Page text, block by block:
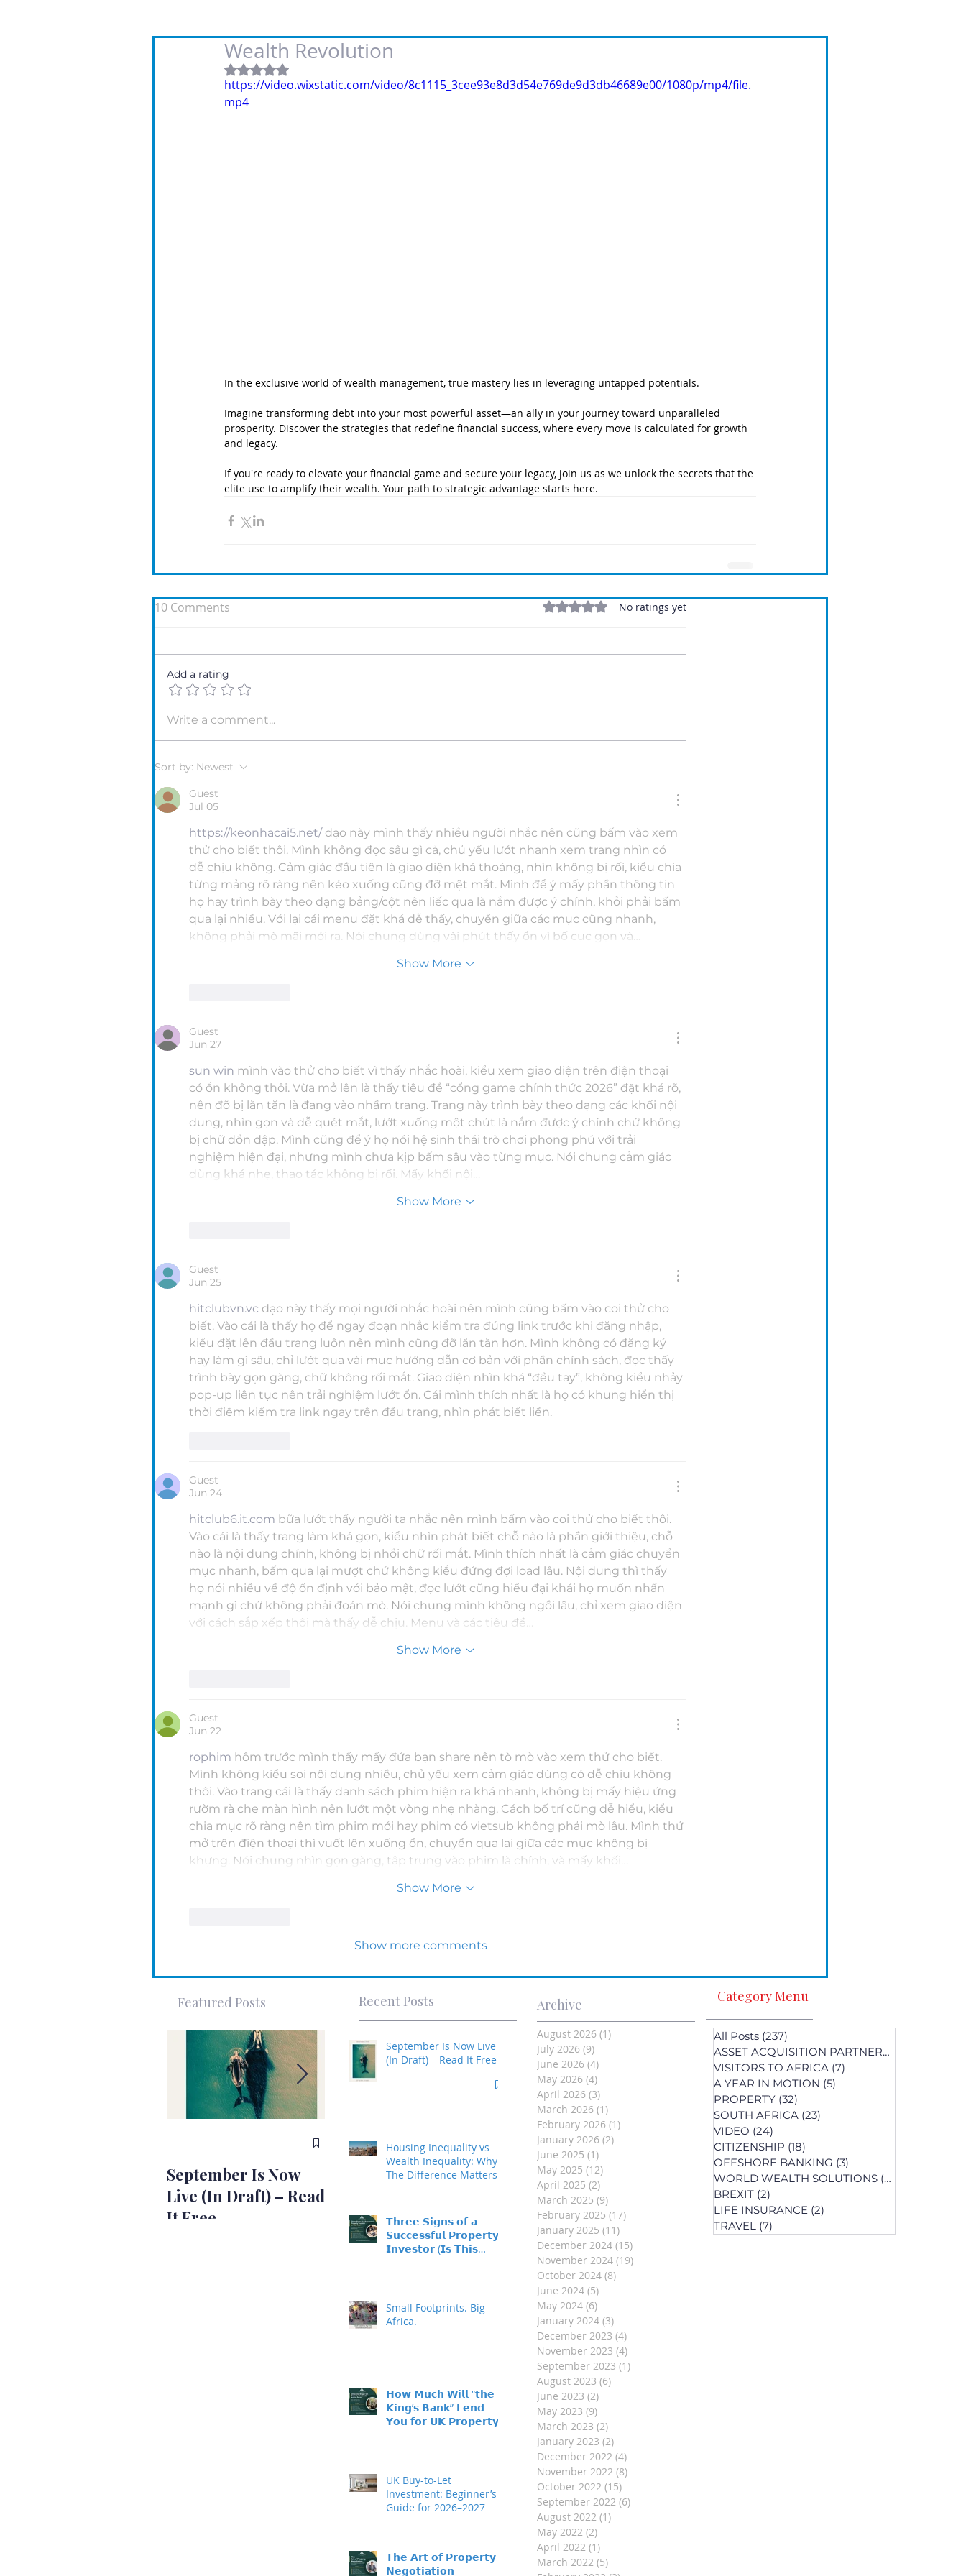
Wealth Revolution
Rated NaN out of 5 stars.
https://video.wixstatic.com/video/8c1115_3cee93e8d3d54e769de9d3db46689e00/1080p/mp4/file.
mp4
In the exclusive world of wealth management, true mastery lies in leveraging untapped potentials.
Imagine transforming debt into your most powerful asset—an ally in your journey toward unparalleled
prosperity. Discover the strategies that redefine financial success, where every move is calculated for growth
and legacy.
If you're ready to elevate your financial game and secure your legacy, join us as we unlock the secrets that the
elite use to amplify their wealth. Your path to strategic advantage starts here.
10 Comments Rated 0 out of 5 stars.No ratings yet
Add a rating
Write a comment...
Sort by: Newest
Guest
Jul 05
https://keonhacai5.net/ dạo này mình thấy nhiều người nhắc nên cũng bấm vào xem
thử cho biết thôi. Mình không đọc sâu gì cả, chủ yếu lướt nhanh xem trang nhìn có
dễ chịu không. Cảm giác đầu tiên là giao diện khá thoáng, nhìn không bị rối, kiểu chia
từng mảng rõ ràng nên kéo xuống cũng đỡ mệt mắt. Mình để ý mấy phần thông tin
họ hay trình bày theo dạng bảng/cột nên liếc qua là nắm được ý chính, khỏi phải bấm
qua lại nhiều. Với lại cái menu đặt khá dễ thấy, chuyển giữa các mục cũng nhanh,
không phải mò mãi mới ra. Nói chung dùng vài phút thấy ổn vì bố cục gọn và…
Show More
Guest
Jun 27
sun win mình vào thử cho biết vì thấy nhắc hoài, kiểu xem giao diện trên điện thoại
có ổn không thôi. Vừa mở lên là thấy tiêu đề “cổng game chính thức 2026” đặt khá rõ,
nên đỡ bị lăn tăn là đang vào nhầm trang. Trang này trình bày theo dạng các khối nội
dung, nhìn gọn và dễ quét mắt, lướt xuống một chút là nắm được ý chính chứ không
bị chữ dồn dập. Mình cũng để ý họ nói hệ sinh thái trò chơi phong phú với trải
nghiệm hiện đại, nhưng mình chưa kịp bấm sâu vào từng mục. Nói chung cảm giác
dùng khá nhẹ, thao tác không bị rối. Mấy khối nội…
Show More
Guest
Jun 25
hitclubvn.vc dạo này thấy mọi người nhắc hoài nên mình cũng bấm vào coi thử cho
biết. Vào cái là thấy họ để ngay đoạn nhắc kiểm tra đúng link trước khi đăng nhập,
kiểu đặt lên đầu trang luôn nên mình cũng đỡ lăn tăn hơn. Mình không có đăng ký
hay làm gì sâu, chỉ lướt qua vài mục hướng dẫn cơ bản với phần chính sách, đọc thấy
trình bày gọn gàng, chữ không rối mắt. Giao diện nhìn khá “đều tay”, không kiểu nhảy
pop-up liên tục nên trải nghiệm lướt ổn. Cái mình thích nhất là họ có khung hiển thị
thời điểm kiểm tra link ngay trên đầu trang, nhìn phát biết liền.
Guest
Jun 24
hitclub6.it.com bữa lướt thấy người ta nhắc nên mình bấm vào coi thử cho biết thôi.
Vào cái là thấy trang làm khá gọn, kiểu nhìn phát biết chỗ nào là phần giới thiệu, chỗ
nào là nội dung chính, không bị nhồi chữ rối mắt. Mình thích nhất là cảm giác chuyển
mục nhanh, bấm qua lại mượt chứ không kiểu đứng đợi load lâu. Nội dung thì thấy
họ nói nhiều về độ ổn định với bảo mật, đọc lướt cũng hiểu đại khái họ muốn nhấn
mạnh gì chứ không phải đoán mò. Nói chung mình không ngồi lâu, chỉ xem giao diện
với cách sắp xếp thôi mà thấy dễ chịu. Menu và các tiêu đề…
Show More
Guest
Jun 22
rophim hôm trước mình thấy mấy đứa bạn share nên tò mò vào xem thử cho biết.
Mình không kiểu soi nội dung nhiều, chủ yếu xem cảm giác dùng có dễ chịu không
thôi. Vào trang cái là thấy danh sách phim hiện ra khá nhanh, không bị mấy hiệu ứng
rườm rà che màn hình nên lướt một vòng nhẹ nhàng. Cách bố trí cũng dễ hiểu, kiểu
chia mục rõ ràng nên tìm phim mới hay phim có vietsub không phải mò lâu. Mình thử
mở trên điện thoại thì vuốt lên xuống ổn, chuyển qua lại giữa các mục không bị
khựng. Nói chung nhìn gọn gàng, tập trung vào phim là chính, và mấy khối…
Show More
Show more comments
Featured Posts Archive
August 2026 (1)
July 2026 (9)
June 2026 (4)
May 2026 (4)
April 2026 (3)
March 2026 (1)
February 2026 (1)
January 2026 (2)
June 2025 (1)
May 2025 (12)
April 2025 (2)
March 2025 (9)
February 2025 (17)
January 2025 (11)
December 2024 (15)
November 2024 (19)
October 2024 (8)
June 2024 (5)
May 2024 (6)
January 2024 (3)
December 2023 (4)
November 2023 (4)
September 2023 (1)
August 2023 (6)
June 2023 (2)
May 2023 (9)
March 2023 (2)
January 2023 (2)
December 2022 (4)
November 2022 (8)
October 2022 (15)
September 2022 (6)
August 2022 (1)
May 2022 (2)
April 2022 (1)
March 2022 (5)
September Is Now
Live (In Draft) – Read
It Free
Investment Property
- Made Easy
Category Menu
All Posts (237)
ASSET ACQUISITION PARTNERS
VISITORS TO AFRICA (7)
A YEAR IN MOTION (5)
PROPERTY (32)
SOUTH AFRICA (23)
VIDEO (24)
CITIZENSHIP (18)
OFFSHORE BANKING (3)
WORLD WEALTH SOLUTIONS (74)
BREXIT (2)
LIFE INSURANCE (2)
TRAVEL (7)
Recent Posts
September Is Now Live
(In Draft) – Read It Free
Housing Inequality vs
Wealth Inequality: Why
The Difference Matters
𝗧𝗵𝗿𝗲𝗲 𝗦𝗶𝗴𝗻𝘀 𝗼𝗳 𝗮
𝗦𝘂𝗰𝗰𝗲𝘀𝘀𝗳𝘂𝗹 𝗣𝗿𝗼𝗽𝗲𝗿𝘁𝘆
𝗜𝗻𝘃𝗲𝘀𝘁𝗼𝗿 (𝗜𝘀 𝗧𝗵𝗶𝘀
Small Footprints. Big
Africa.
𝗛𝗼𝘄 𝗠𝘂𝗰𝗵 𝗪𝗶𝗹𝗹 “𝘁𝗵𝗲
𝗞𝗶𝗻𝗴’𝘀 𝗕𝗮𝗻𝗸” 𝗟𝗲𝗻𝗱
𝗬𝗼𝘂 𝗳𝗼𝗿 𝗨𝗞 𝗣𝗿𝗼𝗽𝗲𝗿𝘁𝘆
UK Buy-to-Let
Investment: Beginner’s
Guide for 2026–2027
𝗧𝗵𝗲 𝗔𝗿𝘁 𝗼𝗳 𝗣𝗿𝗼𝗽𝗲𝗿𝘁𝘆
𝗡𝗲𝗴𝗼𝘁𝗶𝗮𝘁𝗶𝗼𝗻